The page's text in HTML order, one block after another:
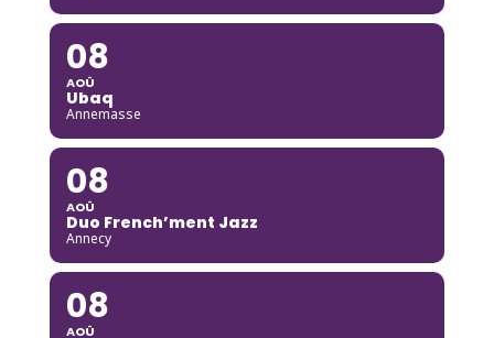
08
AOÛ
Ubaq
Annemasse
08
AOÛ
Duo French’ment Jazz
Annecy
08
AOÛ